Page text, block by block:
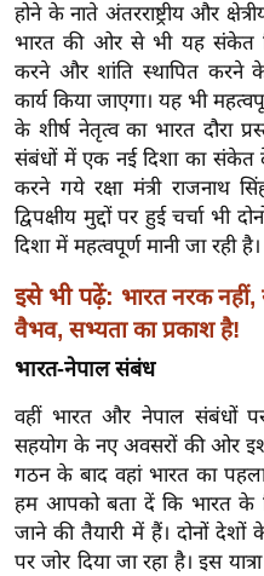
य
त
यं
ग
इं
डि
या
हि
त्य
ज
त
ऑ
टो
व
र्ल्ड
होने के नाते अंतरराष्ट्रीय और
भारत की ओर से भी यह संकेत
करने और शांति स्थापित करने
कार्य किया जाएगा। यह भी
के शीर्ष नेतृत्व का भारत दौरा
संबंधों में एक नई दिशा का संकेत
करने गये रक्षा मंत्री राजनाथ
द्विपक्षीय मुद्दों पर हुई चर्चा भी
दिशा में महत्वपूर्ण मानी जा रही है।
इसे भी पढ़ें: भारत नरक नहीं,
वैभव, सभ्यता का प्रकाश है!
भारत-नेपाल संबंध
वहीं भारत और नेपाल संबंधों
सहयोग के नए अवसरों की ओर
गठन के बाद वहां भारत का
हम आपको बता दें कि भारत के
जाने की तैयारी में हैं। दोनों
पर जोर दिया जा रहा है। इस